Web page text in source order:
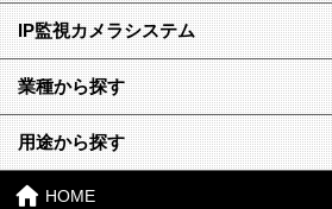
IP監視カメラシステム
業種から探す
用途から探す
HOME